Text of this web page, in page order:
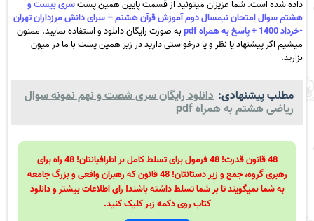
داده شده است. شما عزیزان میتونید از قسمت پایین همین پستسری بیست و
هشتم سوال امتحان نیمسال دوم آموزش قرآن هشتم – سرای دانش مرزداران تهران
-خرداد 1400 + پاسخ به همراه pdf
به صورت رایگان دانلود و استفاده نمایید. ممنون
میشیم اگر پیشنهاد یا نظر و یا درخواستی دارید در زیر همین پست با ما در میون
بزارید.
مطلب پیشنهادی: دانلود رایگان سری شصت و نهم نمونه سوال
ریاضی هشتم به همراه pdf
48 قانون قدرت! 48 فرمول برای تسلط کامل بر اطرافیانتان! 48 راه برای
رهبری گروه، جمع و زیر دستانتان! 48 قانون که رهبران واقعی و بزرگ جامعه
به شما نمیگویند تا بر شما تسلط داشته باشند! رای اطلاعات بیشتر و دانلود
کتاب روی دکمه زیر کلیک کنید.